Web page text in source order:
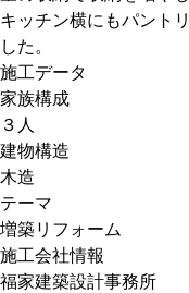
キッチン横にもパント
した。
施工データ
家族構成
３人
建物構造
木造
テーマ
増築リフォーム
施工会社情報
福家建築設計事務所